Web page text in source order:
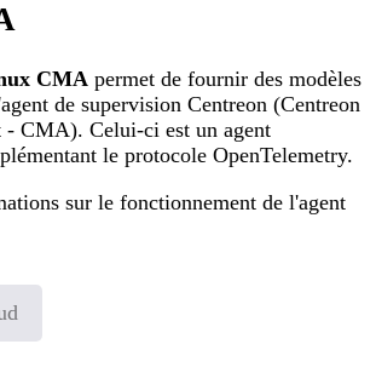
CMA permet de fournir des modèles
de supervision Centreon (Centreon
CMA). Celui-ci est un agent
le protocole OpenTelemetry.
sur le fonctionnement de l'agent